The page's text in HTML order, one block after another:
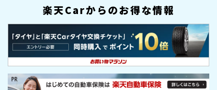
楽天Carからのお得な情報